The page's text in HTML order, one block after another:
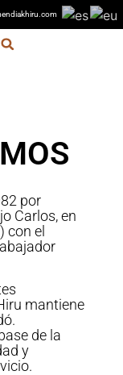
por
Carlos, en
con el
mantiene
de la
y